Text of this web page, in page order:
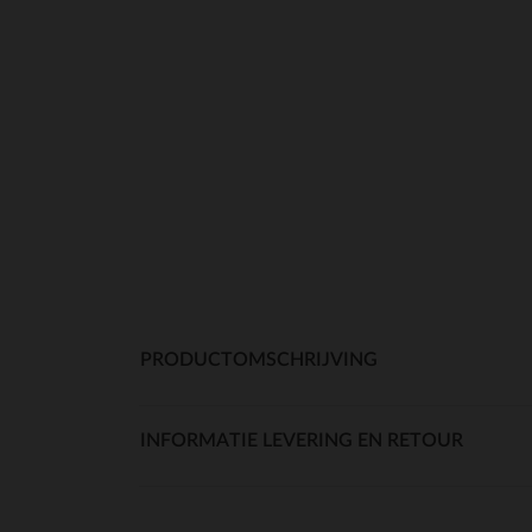
PRODUCTOMSCHRIJVING
INFORMATIE LEVERING EN RETOUR